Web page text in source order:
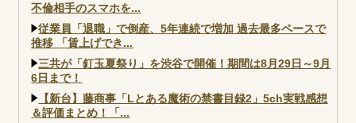
不倫相手のスマホを...
従業員「退職」で倒産、5年連続で増加 過去最多ペースで
推移 「賃上げでき...
三共が「釘玉夏祭り」を渋谷で開催！期間は8月29日～9月
6日まで！
【新台】藤商事「Lとある魔術の禁書目録2」5ch実戦感想
＆評価まとめ！「...